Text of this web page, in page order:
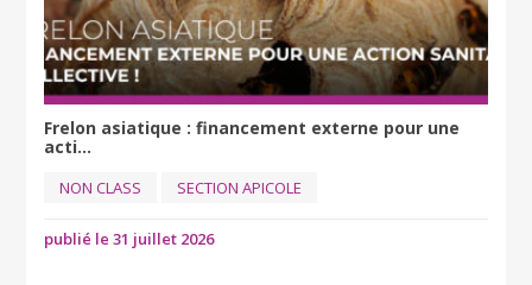
Frelon asiatique : financement externe pour une
acti...
NON CLASS SECTION APICOLE
publié le 31 juillet 2026